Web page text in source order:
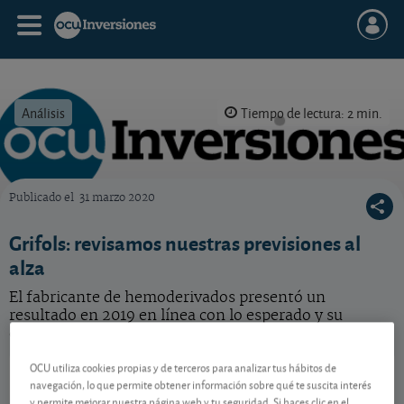
Análisis Tiempo de lectura: 2 min.
Publicado el 31 marzo 2020
Grifols: revisamos nuestras previsiones al
alza
El fabricante de hemoderivados presentó un
resultado en 2019 en línea con lo esperado y su
Grifols
ES0171996087
10,18 EUR
OCU utiliza cookies propias y de terceros para analizar tus hábitos de
navegación, lo que permite obtener información sobre qué te suscita interés